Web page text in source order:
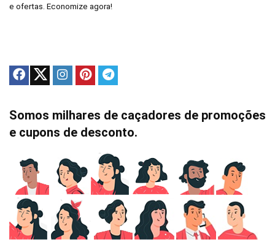
e ofertas. Economize agora!
Somos milhares de caçadores de promoções
e cupons de desconto.